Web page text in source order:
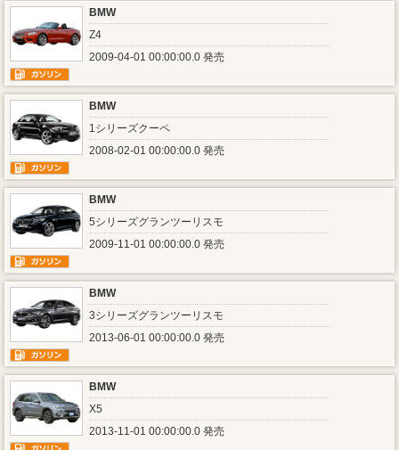
BMW
Z4
2009-04-01 00:00:00.0 発売
BMW
1シリーズクーペ
2008-02-01 00:00:00.0 発売
BMW
5シリーズグランツーリスモ
2009-11-01 00:00:00.0 発売
BMW
3シリーズグランツーリスモ
2013-06-01 00:00:00.0 発売
BMW
X5
2013-11-01 00:00:00.0 発売